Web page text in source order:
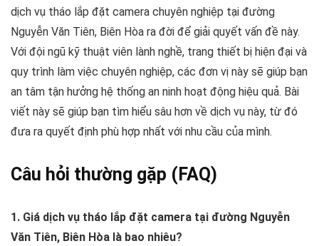
dịch vụ tháo lắp đặt camera chuyên nghiệp tại đường
Nguyễn Văn Tiên, Biên Hòa ra đời để giải quyết vấn đề này.
Với đội ngũ kỹ thuật viên lành nghề, trang thiết bị hiện đại và
quy trình làm việc chuyên nghiệp, các đơn vị này sẽ giúp bạn
an tâm tận hưởng hệ thống an ninh hoạt động hiệu quả. Bài
viết này sẽ giúp bạn tìm hiểu sâu hơn về dịch vụ này, từ đó
đưa ra quyết định phù hợp nhất với nhu cầu của mình.
Câu hỏi thường gặp (FAQ)
1. Giá dịch vụ tháo lắp đặt camera tại đường Nguyễn
Văn Tiên, Biên Hòa là bao nhiêu?